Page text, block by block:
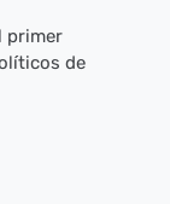
primer
de